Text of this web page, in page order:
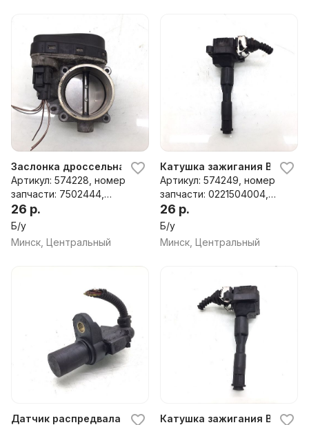
Заслонка дроссельная BMW 3 E46, 2001 г.
Артикул: 574228, номер
запчасти: 7502444,
408238425001
26 р.
Б/у
Минск, Центральный
Катушка зажигания BMW 3
Артикул: 574249, номер
запчасти: 0221504004,
1703227, 1354489085
26 р.
Б/у
Минск, Центральный
Датчик распредвала BMW 3 E46, 2001 г.Катушка зажигания BMW 3